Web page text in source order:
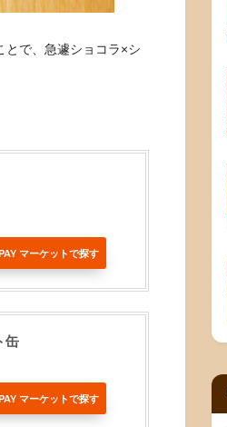
とで、急遽ショコラ×シ
マーケットで探す
缶
マーケットで探す